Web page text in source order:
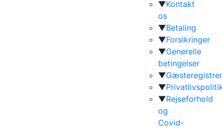
▼Kontakt
os
▼Betaling
▼Forsikringer
▼Generelle
betingelser
▼
▼
▼Rejseforhold
og
Covid-